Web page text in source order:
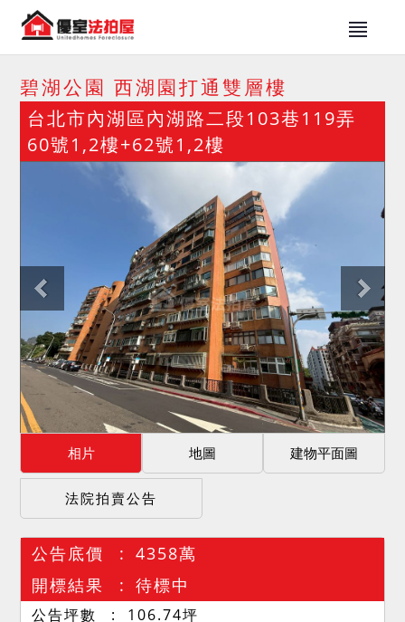
碧湖公園 西湖園打通雙層樓
台北市內湖區內湖路二段103巷119弄
60號1,2樓+62號1,2樓
相片 地圖 建物平面圖
法院拍賣公告
公告底價
4358萬
開標結果
待標中
公告坪數 106.74坪